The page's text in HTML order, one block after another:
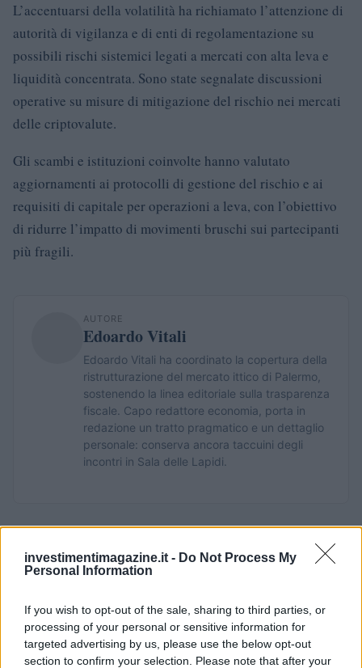
investimentimagazine.it - Do Not Process My
Personal Information
If you wish to opt-out of the sale, sharing to third parties, or
processing of your personal or sensitive information for
targeted advertising by us, please use the below opt-out
section to confirm your selection. Please note that after your
L’accentuarsi della volatilità ha richiamato l’attenzione di
autorità di vigilanza e di enti di regolamentazione su
possibili rischi sistemici legati a mercati con alta leva e
liquidità concentrata. Sono state segnalate discussioni
operative su misure di mitigazione del rischio nei mercati
delle criptovalute.
Gli scambi e istituzioni coinvolte hanno valutato
aggiornamenti ai protocolli di gestione del rischio e ai
requisiti di capitale per operazioni a leva, con l’obiettivo
di ridurre l’impatto di movimenti bruschi sui partecipanti
più fragili.
AUTORE
Edoardo Vitali
Edoardo Vitali ha coordinato la copertura della
ristrutturazione del mercato ittico di Palermo,
sostenendo la linea editoriale sulla trasparenza
fiscale. Capo redattore economia, porta in
redazione un tratto pragmatico e un dettaglio
personale: conserva ancora taccuini degli
incontri in Sala delle Lapidi.